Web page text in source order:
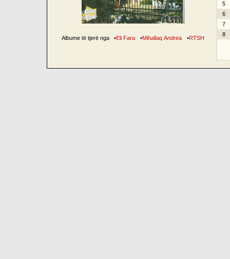
Albume të tjerë nga •Eli Fara •Mihallaq Andrea •RTSH
5
6
7
8